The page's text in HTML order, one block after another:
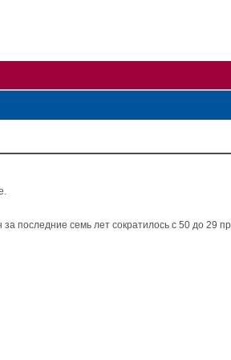
последние семь лет сократилось с 50 до 29